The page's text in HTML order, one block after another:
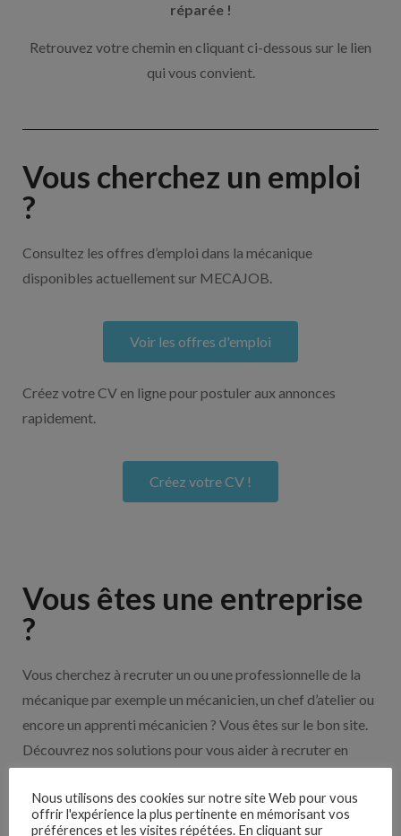
réparée !
Retrouvez votre chemin en cliquant ci-dessous sur le lien
qui vous convient.
Vous cherchez un emploi
?
Consultez les offres d’emploi dans la mécanique
disponibles actuellement sur MECAJOB.
Voir les offres d'emploi
Créez votre CV en ligne pour postuler aux annonces
rapidement.
Créez votre CV !
Vous êtes une entreprise
?
Vous cherchez à recruter un ou une professionnelle de la
mécanique par exemple un mécanicien, un chef d’atelier ou
encore un apprenti mécanicien ? Vous êtes sur le bon site.
Découvrez nos solutions pour vous aider à recruter en
Nous utilisons des cookies sur notre site Web pour vous
offrir l'expérience la plus pertinente en mémorisant vos
préférences et les visites répétées. En cliquant sur